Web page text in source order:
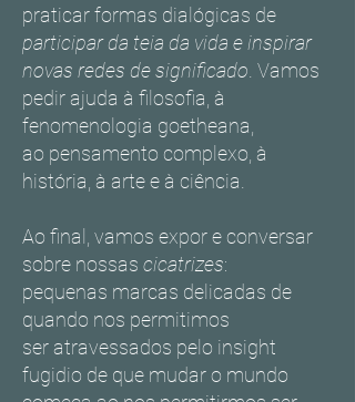
praticar formas dialógicas de
participar da teia da vida e inspirar
novas redes de significado . Vamos
pedir ajuda à filosofia, à
fenomenologia goetheana,
ao pensamento complexo, à
história, à arte e à ciência.
Ao final, vamos expor e conversar
sobre nossas cicatrizes:
pequenas marcas delicadas de
quando nos permitimos
ser atravessados pelo insight
fugidio de que mudar o mundo